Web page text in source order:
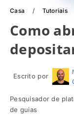
Casa Tutoriais
Como
Escrito por
Pesquisador de
de guias